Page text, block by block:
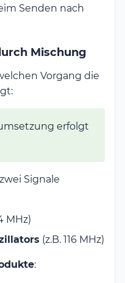
Senden nach
Mischung
Vorgang die
erfolgt
Signale
MHz)
(z.B. 116 MHz)
: